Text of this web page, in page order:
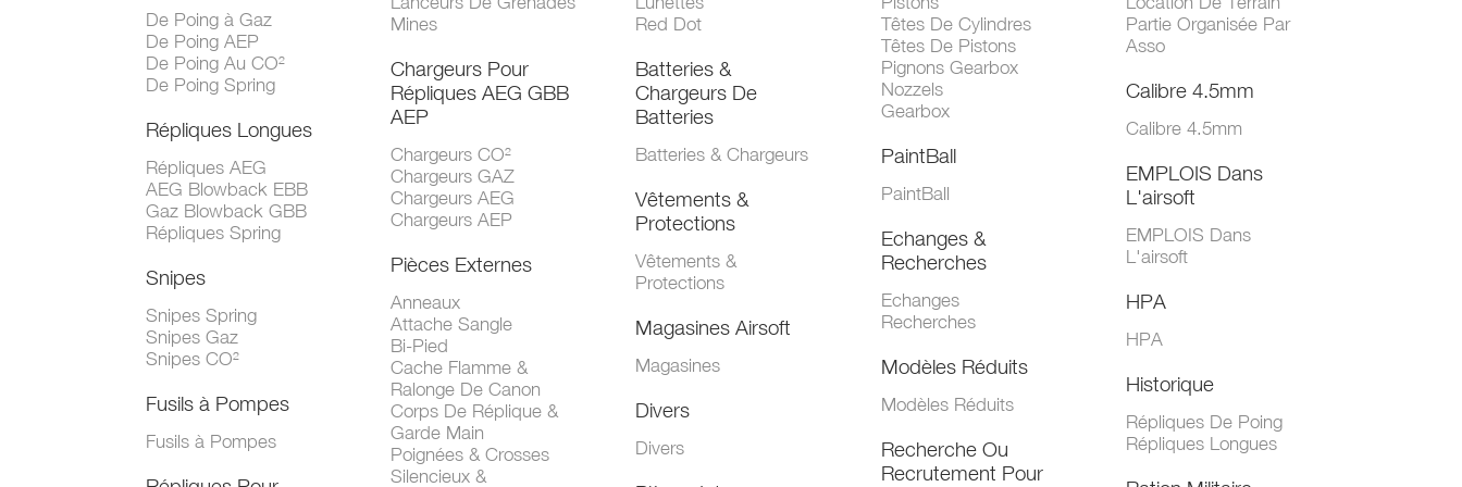
De Poing à Gaz
De Poing AEP
De Poing Au CO²
De Poing Spring
Répliques Longues
Répliques AEG
AEG Blowback EBB
Gaz Blowback GBB
Répliques Spring
Snipes
Snipes Spring
Snipes Gaz
Snipes CO²
Fusils à Pompes
Fusils à Pompes
Mines
Chargeurs Pour
Répliques AEG GBB
AEP
Chargeurs CO²
Chargeurs GAZ
Chargeurs AEG
Chargeurs AEP
Pièces Externes
Anneaux
Attache Sangle
Bi-Pied
Cache Flamme &
Ralonge De Canon
Corps De Réplique &
Garde Main
Poignées & Crosses
Silencieux &
Red Dot
Batteries &
Chargeurs De
Batteries
Batteries & Chargeurs
Vêtements &
Protections
Vêtements &
Protections
Magasines Airsoft
Magasines
Divers
Divers
Têtes De Cylindres
Têtes De Pistons
Pignons Gearbox
Nozzels
Gearbox
PaintBall
PaintBall
Echanges &
Recherches
Echanges
Recherches
Modèles Réduits
Modèles Réduits
Recherche Ou
Recrutement Pour
Partie Organisée Par
Asso
Calibre 4.5mm
Calibre 4.5mm
EMPLOIS Dans
L'airsoft
EMPLOIS Dans
L'airsoft
HPA
HPA
Historique
Répliques De Poing
Répliques Longues